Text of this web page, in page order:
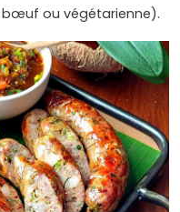
ou végétarienne).